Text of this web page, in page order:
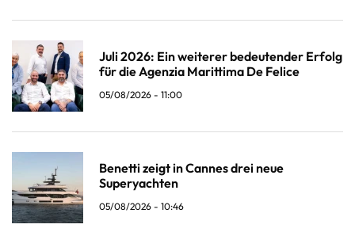
Juli 2026: Ein weiterer bedeutender Erfolg
für die Agenzia Marittima De Felice
05/08/2026 - 11:00
Benetti zeigt in Cannes drei neue
Superyachten
05/08/2026 - 10:46